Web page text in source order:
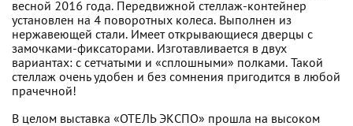
весной 2016 года. Передвижной стеллаж-контейнер
установлен на 4 поворотных колеса. Выполнен из
нержавеющей стали. Имеет открывающиеся дверцы с
замочками-фиксаторами. Изготавливается в двух
вариантах: с сетчатыми и «сплошными» полками. Такой
стеллаж очень удобен и без сомнения пригодится в любой
прачечной!
В целом выставка «ОТЕЛЬ ЭКСПО» прошла на высоком